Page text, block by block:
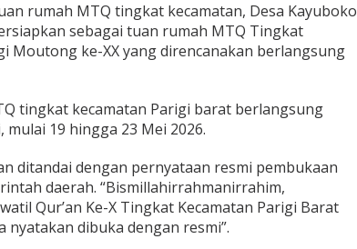
rumah MTQ tingkat kecamatan, Desa Kayuboko
sebagai tuan rumah MTQ Tingkat
Moutong ke-XX yang direncanakan berlangsung
tingkat kecamatan Parigi barat berlangsung
mulai 19 hingga 23 Mei 2026.
ditandai dengan pernyataan resmi pembukaan
daerah. “Bismillahirrahmanirrahim,
Qur’an Ke-X Tingkat Kecamatan Parigi Barat
nyatakan dibuka dengan resmi”.